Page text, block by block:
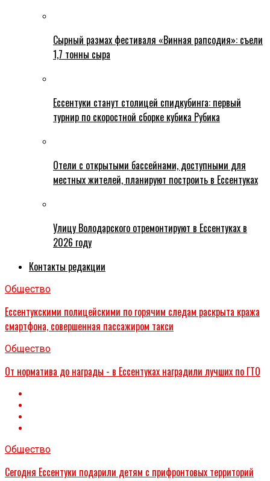
Сырный размах фестиваля «Винная рапсодия»: съели
1,7 тонны сыра
Ессентуки станут столицей спидкубинга: первый
турнир по скоростной сборке кубика Рубика
Отели с открытыми бассейнами, доступными для
местных жителей, планируют построить в Ессентуках
Улицу Володарского отремонтируют в Ессентуках в
2026 году
Контакты редакции
Общество
Ессентукскими полицейскими по горячим следам раскрыта кража
смартфона, совершенная пассажиром такси
Общество
От норматива до награды - в Ессентуках наградили лучших по ГТО
Общество
Сегодня Ессентуки подарили детям с прифронтовых территорий